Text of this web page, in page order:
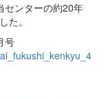
センターの約20年
た。
号